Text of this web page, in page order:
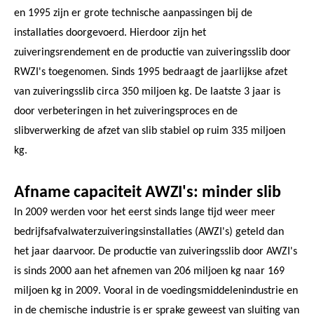
en 1995 zijn er grote technische aanpassingen bij de
installaties doorgevoerd. Hierdoor zijn het
zuiveringsrendement en de productie van zuiveringsslib door
RWZI's toegenomen. Sinds 1995 bedraagt de jaarlijkse afzet
van zuiveringsslib circa 350 miljoen kg. De laatste 3 jaar is
door verbeteringen in het zuiveringsproces en de
slibverwerking de afzet van slib stabiel op ruim 335 miljoen
kg.
Afname capaciteit AWZI's: minder slib
In 2009 werden voor het eerst sinds lange tijd weer meer
bedrijfsafvalwaterzuiveringsinstallaties (AWZI's) geteld dan
het jaar daarvoor. De productie van zuiveringsslib door AWZI's
is sinds 2000 aan het afnemen van 206 miljoen kg naar 169
miljoen kg in 2009. Vooral in de voedingsmiddelenindustrie en
in de chemische industrie is er sprake geweest van sluiting van